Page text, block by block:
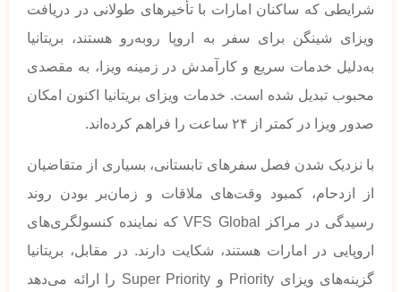
شرایطی که ساکنان امارات با تأخیرهای طولانی در دریافت
ویزای شینگن برای سفر به اروپا روبه‌رو هستند، بریتانیا
به‌دلیل خدمات سریع و کارآمدش در زمینه ویزا، به مقصدی
محبوب تبدیل شده است. خدمات ویزای بریتانیا اکنون امکان
صدور ویزا در کمتر از ۲۴ ساعت را فراهم کرده‌اند.
با نزدیک شدن فصل سفرهای تابستانی، بسیاری از متقاضیان
از ازدحام، کمبود وقت‌های ملاقات و زمان‌بر بودن روند
رسیدگی در مراکز VFS Global که نماینده کنسولگری‌های
اروپایی در امارات هستند، شکایت دارند. در مقابل، بریتانیا
گزینه‌های ویزای Priority و Super Priority را ارائه می‌دهد